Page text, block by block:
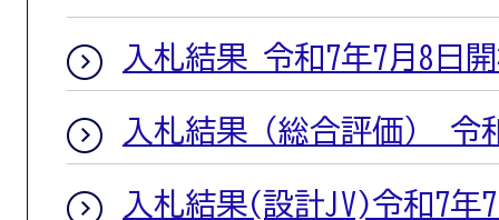
入札結果 令和7年7月8日
入札結果（総合評価） 令
入札結果(設計JV)令和7年